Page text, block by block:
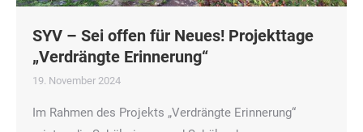
SYV – Sei offen für Neues! Projekttage
„Verdrängte Erinnerung“
19. November 2024
Im Rahmen des Projekts „Verdrängte Erinnerung“